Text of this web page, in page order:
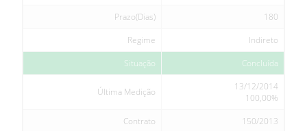
Prazo(Dias)
180
Regime
Indireto
Situação
Concluída
Última Medição
13/12/2014
100,00%
Contrato
150/2013